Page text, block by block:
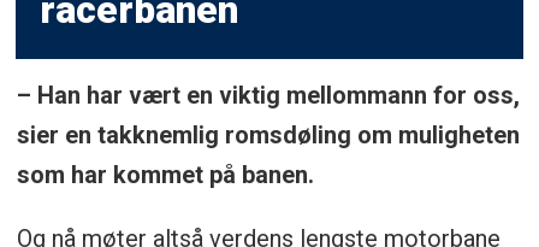
racerbanen
– Han har vært en viktig mellommann for oss,
sier en takknemlig romsdøling om muligheten
som har kommet på banen.
Og nå møter altså verdens lengste motorbane